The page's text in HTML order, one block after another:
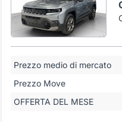
Prezzo medio di mercato
Prezzo Move
OFFERTA DEL MESE